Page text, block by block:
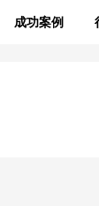
成功案例